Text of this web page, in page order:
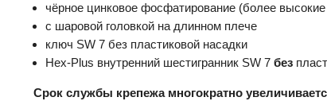
чёрное цинковое фосфатирование (более
с шаровой головкой на длинном плече
ключ SW 7 без пластиковой насадки
Hex-Plus внутренний шестигранник SW 7 без
Срок службы крепежа многократно